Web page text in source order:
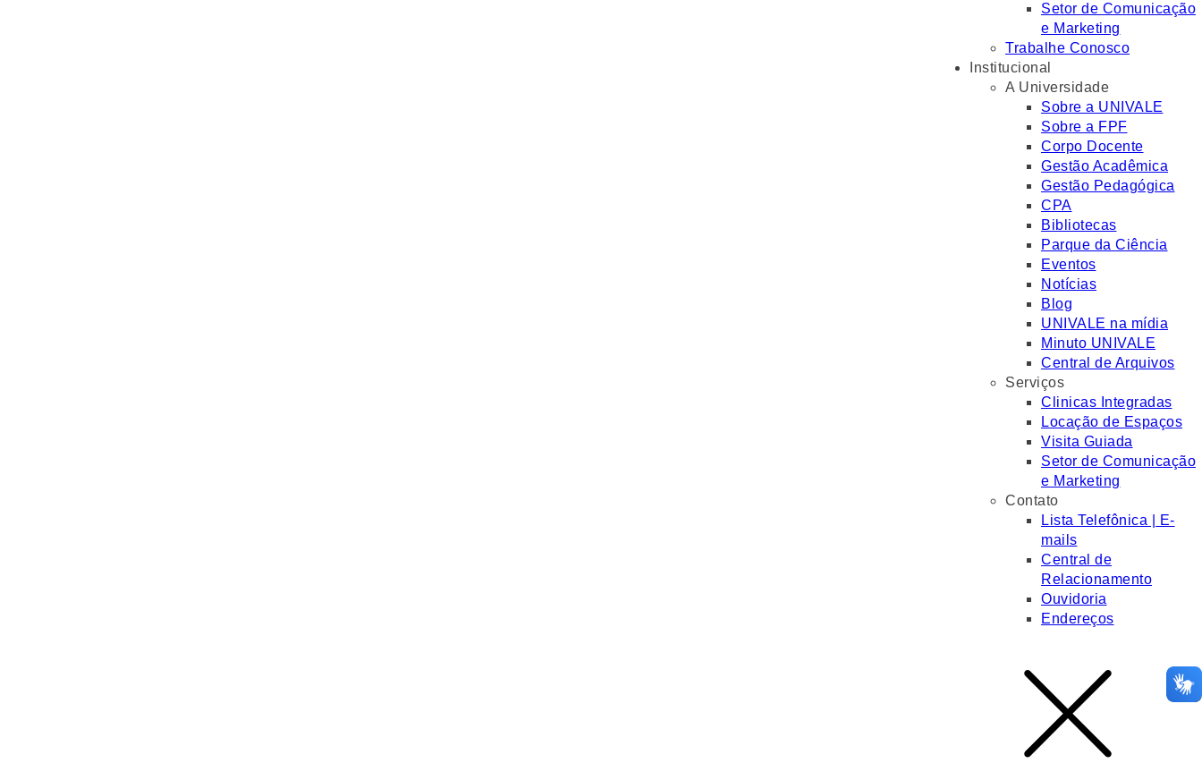
Setor de Comunicação
e Marketing
Trabalhe Conosco
Institucional
A Universidade
Sobre a UNIVALE
Sobre a FPF
Corpo Docente
Gestão Acadêmica
Gestão Pedagógica
CPA
Bibliotecas
Parque da Ciência
Eventos
Notícias
Blog
UNIVALE na mídia
Minuto UNIVALE
Central de Arquivos
Serviços
Clinicas Integradas
Locação de Espaços
Visita Guiada
Setor de Comunicação
e Marketing
Contato
Lista Telefônica | E-
mails
Central de
Relacionamento
Ouvidoria
Endereços